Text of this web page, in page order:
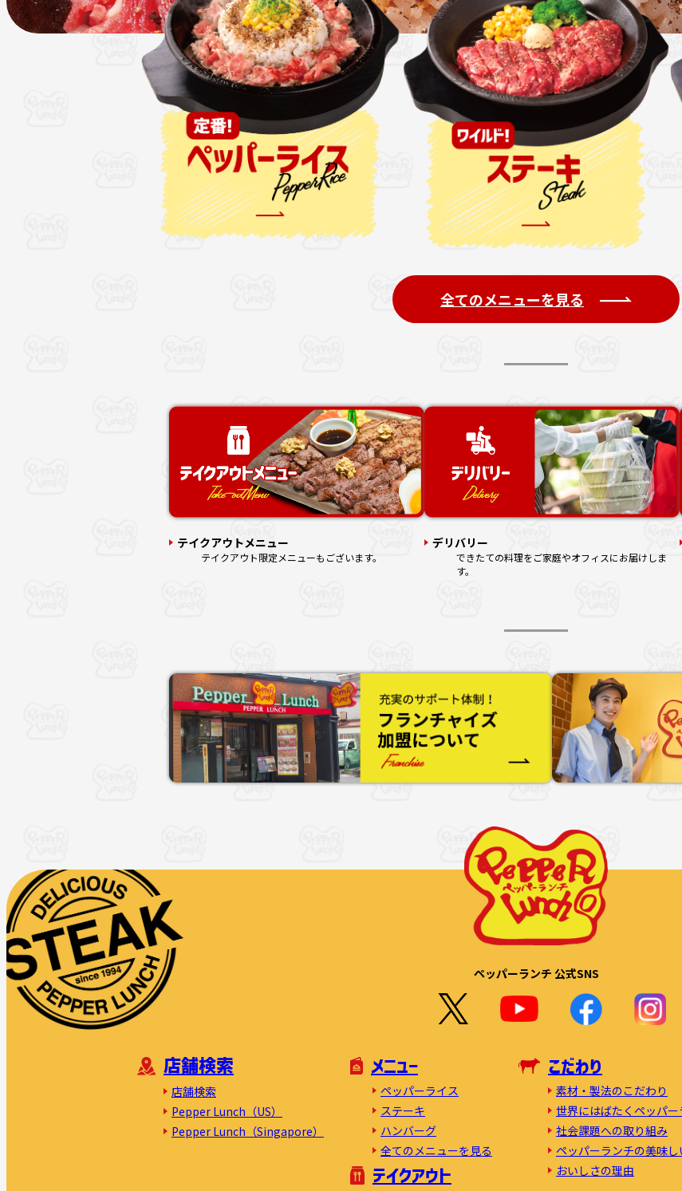
全てのメニューを見る
テイクアウトメニュー
テイクアウト限定メニューもございます。
デリバリー
できたての料理をご家庭やオフィスにお届けしま
す。
ペッパーランチ 公式SNS
店舗検索
店舗検索
Pepper Lunch（US）
Pepper Lunch（Singapore）
メニュー
ペッパーライス
ステーキ
ハンバーグ
全てのメニューを見る
テイクアウト
こだわり
素材・製法のこだわり
世界にはばたくペッパー
社会課題への取り組み
ペッパーランチの美味
おいしさの理由